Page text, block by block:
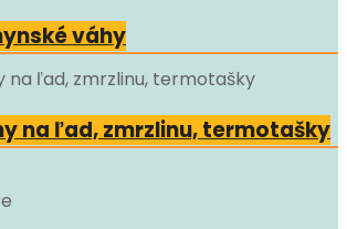
váhy
na ľad, zmrzlinu, termotašky
na ľad, zmrzlinu, termotašky